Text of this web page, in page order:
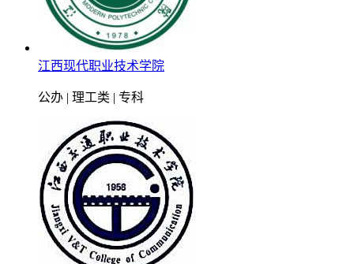
江西现代职业技术学院
公办 | 理工类 | 专科